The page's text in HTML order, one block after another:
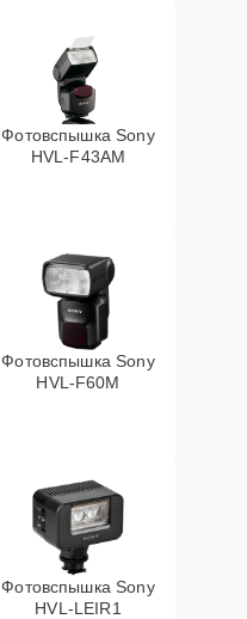
Фотовспышка Sony
HVL-F43AM
Фотовспышка Sony
HVL-F60M
Фотовспышка Sony
HVL-LEIR1